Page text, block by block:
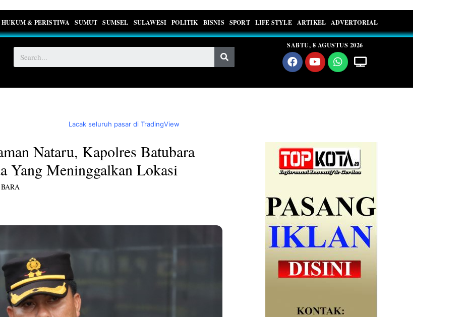
HUKUM & PERISTIWA SUMUT SUMSEL SULAWESI POLITIK BISNIS SPORT LIFE STYLE ARTIKEL ADVERTORIAL
SABTU, 8 AGUSTUS 2026
Lacak seluruh pasar di TradingView
Nataru, Kapolres Batubara
Yang Meninggalkan Lokasi